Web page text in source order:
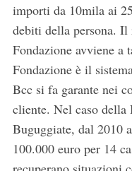
importi da 10mila ai
debiti della persona.
Fondazione avviene a
Fondazione è il
Bcc si fa garante nei
cliente. Nel caso
Buguggiate, dal 2010
100.000 euro per 14